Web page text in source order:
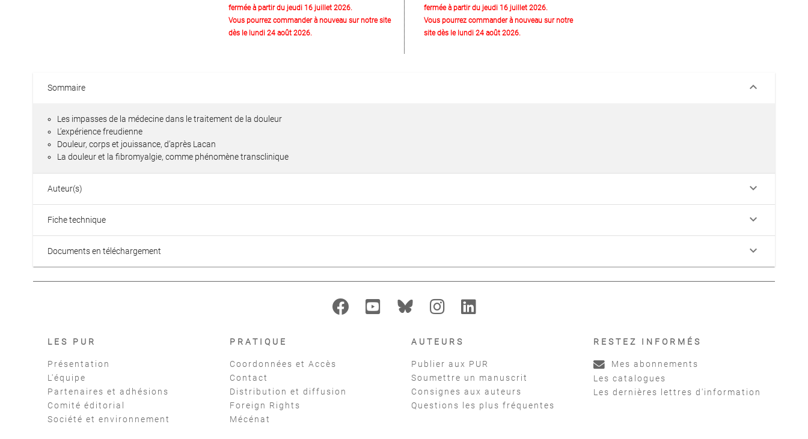
fermée à partir du jeudi 16 juillet 2026.
Vous pourrez commander à nouveau sur notre site
dès le lundi 24 août 2026.
fermée à partir du jeudi 16 juillet 2026.
Vous pourrez commander à nouveau sur notre
site dès le lundi 24 août 2026.
Sommaire keyboard_arrow_down
Les impasses de la médecine dans le traitement de la douleur
L’expérience freudienne
Douleur, corps et jouissance, d’après Lacan
La douleur et la fibromyalgie, comme phénomène transclinique
Auteur(s) keyboard_arrow_down
Fiche technique keyboard_arrow_down
Documents en téléchargement keyboard_arrow_down
LES PUR
Présentation
L'équipe
Partenaires et adhésions
Comité éditorial
Société et environnement
PRATIQUE
Coordonnées et Accès
Contact
Distribution et diffusion
Foreign Rights
Mécénat
AUTEURS
Publier aux PUR
Soumettre un manuscrit
Consignes aux auteurs
Questions les plus fréquentes
RESTEZ INFORMÉS
Mes abonnements
Les catalogues
Les dernières lettres d'information